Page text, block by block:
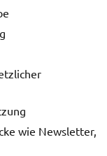
wie Newsletter,